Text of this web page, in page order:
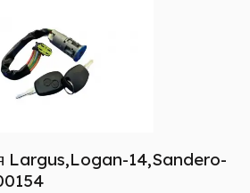
Largus,Logan-14,Sandero-